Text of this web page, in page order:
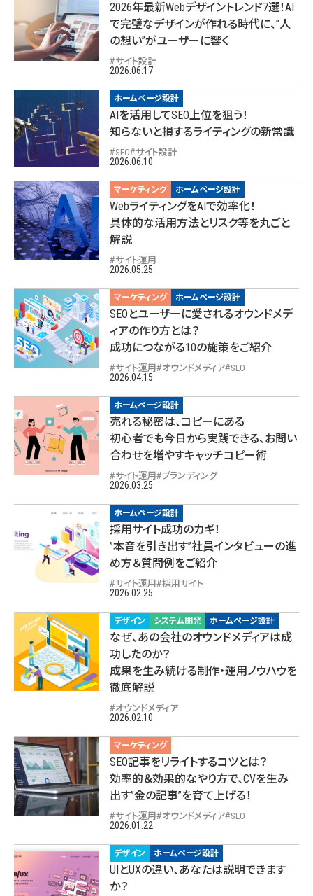
2026年最新Webデザイントレンド7選！AI
で完璧なデザインが作れる時代に、”人
の想い”がユーザーに響く
サイト設計
2026.06.17
ホームページ設計
AIを活用してSEO上位を狙う！
知らないと損するライティングの新常識
SEO サイト設計
2026.06.10
マーケティング ホームページ設計
WebライティングをAIで効率化！
具体的な活用方法とリスク等を丸ごと
解説
サイト運用
2026.05.25
マーケティング ホームページ設計
SEOとユーザーに愛されるオウンドメデ
ィアの作り方とは？
成功につながる10の施策をご紹介
サイト運用 オウンドメディア SEO
2026.04.15
ホームページ設計
売れる秘密は、コピーにある
初心者でも今日から実践できる、お問い
合わせを増やすキャッチコピー術
サイト運用 ブランディング
2026.03.25
ホームページ設計
採用サイト成功のカギ！
”本音を引き出す”社員インタビューの進
め方＆質問例をご紹介
サイト運用 採用サイト
2026.02.25
デザイン システム開発 ホームページ設計
なぜ、あの会社のオウンドメディアは成
功したのか？
成果を生み続ける制作・運用ノウハウを
徹底解説
オウンドメディア
2026.02.10
マーケティング
SEO記事をリライトするコツとは？
効率的＆効果的なやり方で、CVを生み
出す”金の記事”を育て上げる！
サイト運用 オウンドメディア SEO
2026.01.22
デザイン ホームページ設計
UIとUXの違い、あなたは説明できます
か？